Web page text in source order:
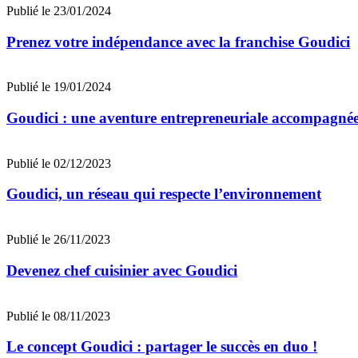
Publié le 23/01/2024
Prenez votre indépendance avec la franchise Goudici
Publié le 19/01/2024
Goudici : une aventure entrepreneuriale
Publié le 02/12/2023
Goudici, un réseau qui respecte l’environnement
Publié le 26/11/2023
Devenez chef cuisinier avec Goudici
Publié le 08/11/2023
Le concept Goudici : partager le succès en duo !